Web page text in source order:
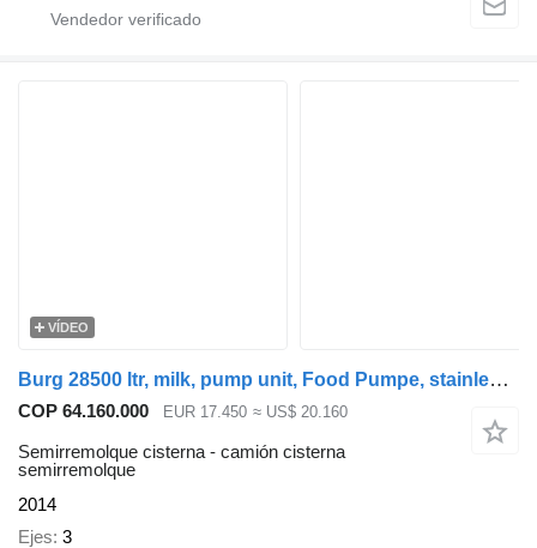
VÍDEO
Burg 28500 ltr, milk, pump unit, Food Pumpe, stainless steel RVS Rost
COP 64.160.000 EUR 17.450 ≈ US$ 20.160
Semirremolque cisterna - camión cisterna
semirremolque
2014
Ejes 3